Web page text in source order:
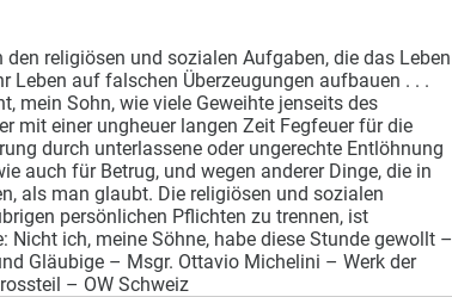
religiösen und sozialen Aufgaben, die das Leben
Leben auf falschen Überzeugungen aufbauen . . .
mein Sohn, wie viele Geweihte jenseits des
mit einer ungheuer langen Zeit Fegfeuer für die
durch unterlassene oder ungerechte Entlöhnung
auch für Betrug, und wegen anderer Dinge, die in
als man glaubt. Die religiösen und sozialen
persönlichen Pflichten zu trennen, ist
Nicht ich, meine Söhne, habe diese Stunde gewollt –
Gläubige – Msgr. Ottavio Michelini – Werk der
– OW Schweiz